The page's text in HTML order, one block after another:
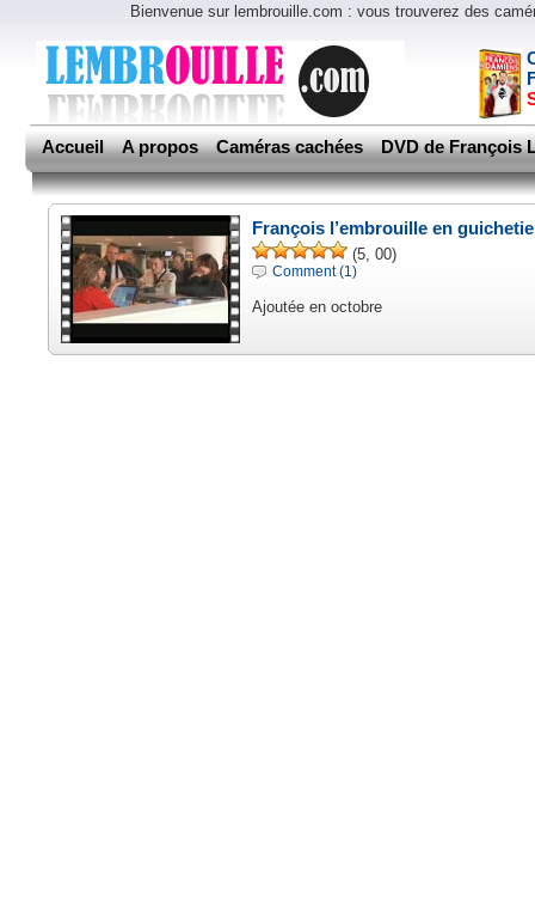
Bienvenue sur lembrouille.com : vous trouverez des
Accueil A propos Caméras cachées DVD de François
François l’embrouille en
(5, 00)
Comment (1)
Ajoutée en octobre